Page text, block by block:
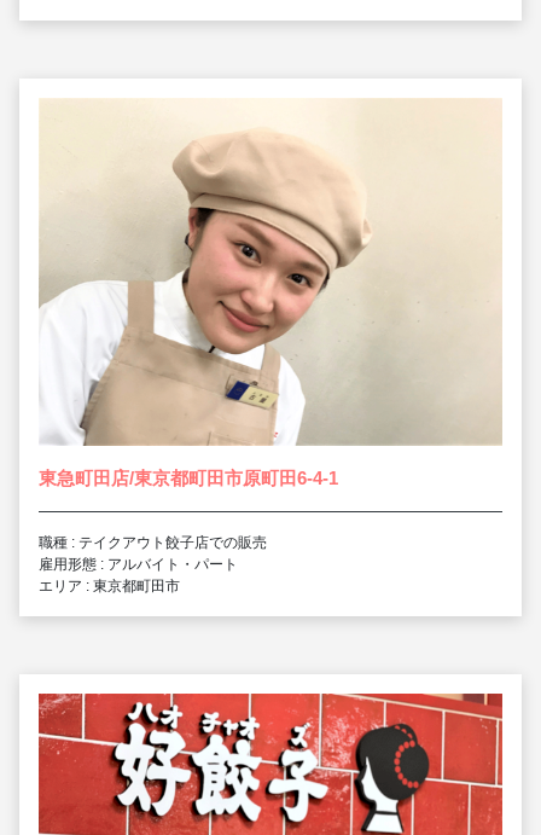
東急町田店/東京都町田市原町田6-4-1
職種 : テイクアウト餃子店での販売
雇用形態 : アルバイト・パート
エリア : 東京都町田市